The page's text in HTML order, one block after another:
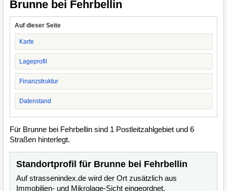
Brunne bei Fehrbellin
Auf dieser Seite
Karte
Lageprofil
Finanzstruktur
Datenstand
Für Brunne bei Fehrbellin sind 1 Postleitzahlgebiet und 6
Straßen hinterlegt.
Standortprofil für Brunne bei Fehrbellin
Auf strassenindex.de wird der Ort zusätzlich aus
Immobilien- und Mikrolage-Sicht eingeordnet.